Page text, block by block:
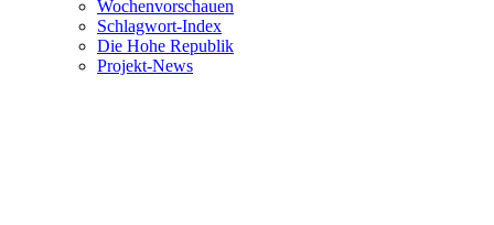
Wochenvorschauen
Schlagwort-Index
Die Hohe Republik
Projekt-News